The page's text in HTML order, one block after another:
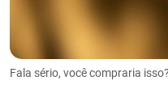
Fala sério, você compraria